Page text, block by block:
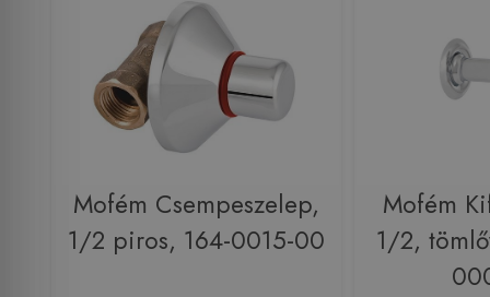
Mofém Csempeszelep,
1/2 piros, 164-0015-00
Mofém
1/2,